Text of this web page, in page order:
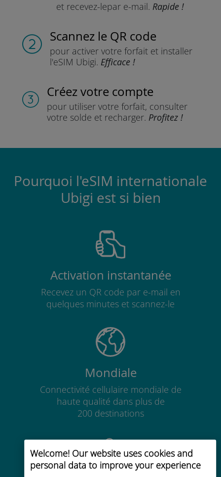
Welcome! Our website uses cookies and
personal data to improve your experience
et recevez-lepar e-mail. Rapide !
Scannez le QR code
pour activer votre forfaitet installer
l'eSIM Ubigi. Efficace !
Créez votre compte
pour utiliser votre forfait, consulter
votre solde et recharger. Profitez !
Pourquoi l'eSIM internationale
Ubigi est si bien
Activation instantanée
Recevez un QR code par e-mail en
quelques minutes et scannez-le
Mondiale
Connectivité cellulaire mondiale de
haute qualité dans plus de
200 destinations